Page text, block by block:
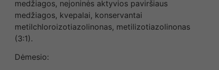
medžiagos, nejoninės aktyvios paviršiaus
medžiagos, kvepalai, konservantai
metilchloroizotiazolinonas, metilizotiazolinonas
(3:1).
Dėmesio: